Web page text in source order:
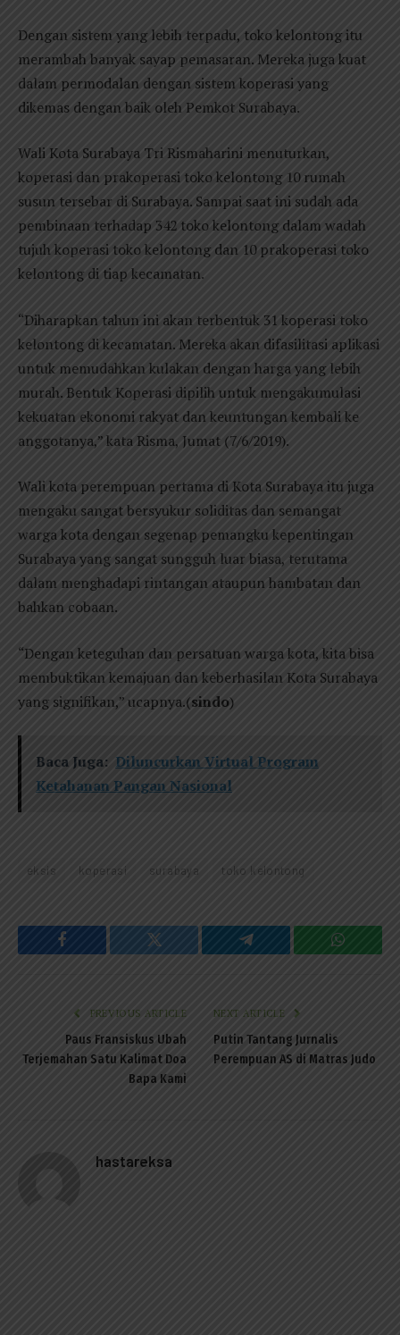
Dengan sistem yang lebih terpadu, toko kelontong itu
merambah banyak sayap pemasaran. Mereka juga kuat
dalam permodalan dengan sistem koperasi yang
dikemas dengan baik oleh Pemkot Surabaya.
Wali Kota Surabaya Tri Rismaharini menuturkan,
koperasi dan prakoperasi toko kelontong 10 rumah
susun tersebar di Surabaya. Sampai saat ini sudah ada
pembinaan terhadap 342 toko kelontong dalam wadah
tujuh koperasi toko kelontong dan 10 prakoperasi toko
kelontong di tiap kecamatan.
“Diharapkan tahun ini akan terbentuk 31 koperasi toko
kelontong di kecamatan. Mereka akan difasilitasi aplikasi
untuk memudahkan kulakan dengan harga yang lebih
murah. Bentuk Koperasi dipilih untuk mengakumulasi
kekuatan ekonomi rakyat dan keuntungan kembali ke
anggotanya,” kata Risma, Jumat (7/6/2019).
Wali kota perempuan pertama di Kota Surabaya itu juga
mengaku sangat bersyukur soliditas dan semangat
warga kota dengan segenap pemangku kepentingan
Surabaya yang sangat sungguh luar biasa, terutama
dalam menghadapi rintangan ataupun hambatan dan
bahkan cobaan.
“Dengan keteguhan dan persatuan warga kota, kita bisa
membuktikan kemajuan dan keberhasilan Kota Surabaya
yang signifikan,” ucapnya.(sindo)
Baca Juga: Diluncurkan Virtual Program
Ketahanan Pangan Nasional
eksis koperasi surabaya toko kelontong
Facebook Twitter Telegram
PREVIOUS ARTICLE
Paus Fransiskus Ubah
Terjemahan Satu Kalimat Doa
Bapa Kami
NEXT ARTICLE
Putin Tantang Jurnalis
Perempuan AS di Matras Judo
hastareksa